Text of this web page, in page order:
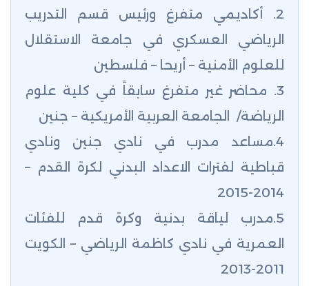
2. أكاديمي متفرغ ورئيس قسم التدريب
الرياضي العسكري في جامعة الاستقلال
للعلوم الأمنية – أريحا – فلسطين
3. محاضر غير متفرغ سابقاً في كلية علوم
الرياضة/ الجامعة العربية الأمريكية – جنين
4.مساعد مدرب في نادي جنين ونادي
قباطية لفترات الاعداد البدني لكرة القدم –
2014-2015
5.مدرب لياقة بدنية وكرة قدم للفئات
العمرية في نادي كاظمة الرياضي – الكويت
2011-2013